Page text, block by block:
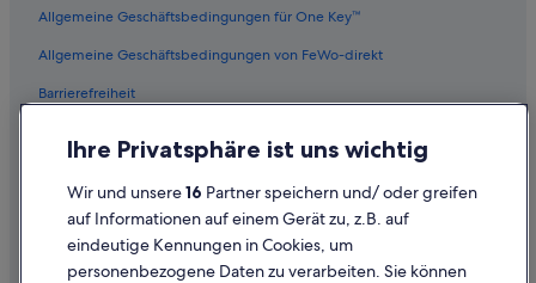
Allgemeine Geschäftsbedingungen für One Key™
Allgemeine Geschäftsbedingungen von FeWo-direkt
Barrierefreiheit
Inhaltsrichtlinien und Melden von Inhalten
Ihre Privatsphäre ist uns wichtig
Wir und unsere16 Partner speichern und/ oder greifen
auf Informationen auf einem Gerät zu, z.B. auf
eindeutige Kennungen in Cookies, um
personenbezogene Daten zu verarbeiten. Sie können